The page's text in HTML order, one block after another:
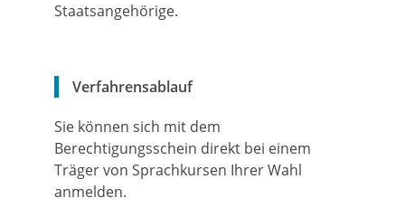
Staatsangehörige.
Verfahrensablauf
Sie können sich mit dem
Berechtigungsschein direkt bei einem
Träger von Sprachkursen Ihrer Wahl
anmelden.